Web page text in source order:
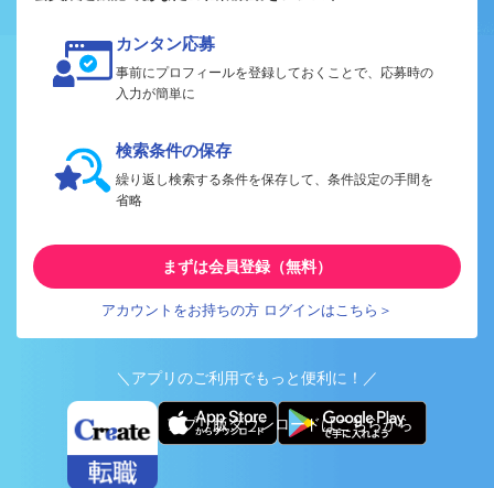
カンタン応募
事前にプロフィールを登録しておくことで、応募時の
入力が簡単に
検索条件の保存
繰り返し検索する条件を保存して、条件設定の手間を
省略
まずは会員登録（無料）
アカウントをお持ちの方 ログインはこちら＞
＼アプリのご利用でもっと便利に！／
アプリ版ダウンロードはこちらから